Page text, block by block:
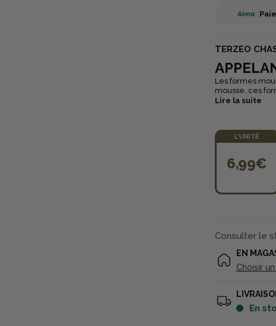
TERZEO
Les formes
mousse, ces
Lire la suite
L'UNITÉ
6,99€
Consulter le
EN
Choisir
en